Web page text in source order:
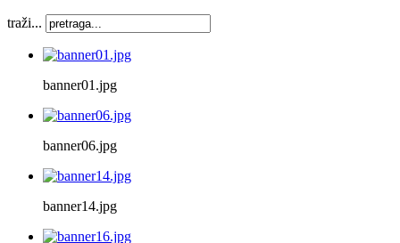
traži...
banner01.jpg
banner06.jpg
banner14.jpg